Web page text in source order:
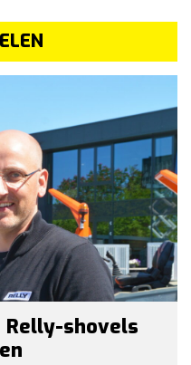
Relly-shovels